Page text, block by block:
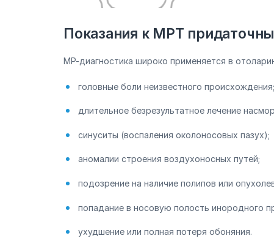
Показания к МРТ
МР-диагностика широко применяется в
головные боли неизвестного происхождения;
длительное безрезультатное лечение
синуситы (воспаления околоносовых пазух);
аномалии строения воздухоносных путей;
подозрение на наличие полипов или
попадание в носовую полость инородного
ухудшение или полная потеря обоняния.